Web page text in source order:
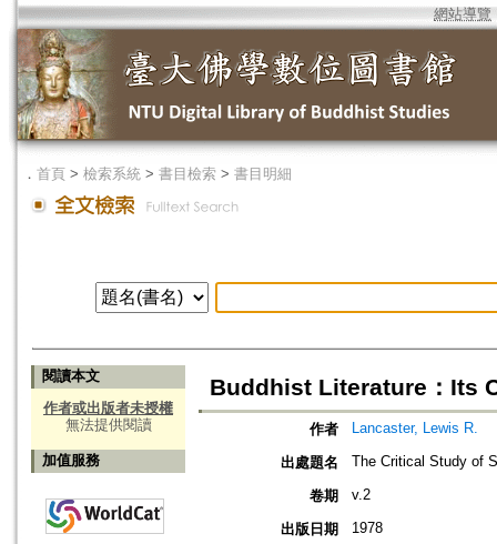
網站導覽
． 首頁 > 檢索系統 > 書目檢索 > 書目明細
閱讀本文
作者或出版者未授權
無法提供閱讀
加值服務
Buddhist Literature：Its
作者 Lancaster, Lewis R.
出處題名 The Critical Study of
卷期 v.2
出版日期 1978